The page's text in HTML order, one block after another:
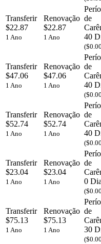
Transferir
$22.87
1 Ano
Renovação
$22.87
1 Ano
de
40
Transferir
$47.06
1 Ano
Renovação
$47.06
1 Ano
de
40
Transferir
$52.74
1 Ano
Renovação
$52.74
1 Ano
de
40
Transferir
$23.04
1 Ano
Renovação
$23.04
1 Ano
de
0
Transferir
$75.13
1 Ano
Renovação
$75.13
1 Ano
de
30